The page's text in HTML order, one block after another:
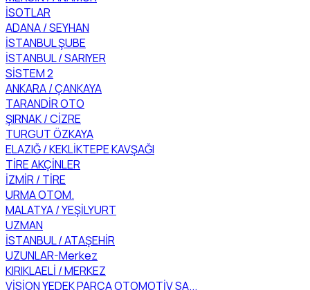
İSOTLAR
ADANA / SEYHAN
İSTANBUL ŞUBE
İSTANBUL / SARIYER
SİSTEM 2
ANKARA / ÇANKAYA
TARANDİR OTO
ŞIRNAK / CİZRE
TURGUT ÖZKAYA
ELAZIĞ / KEKLİKTEPE KAVŞAĞI
TİRE AKÇİNLER
İZMİR / TİRE
URMA OTOM.
MALATYA / YEŞİLYURT
UZMAN
İSTANBUL / ATAŞEHİR
UZUNLAR-Merkez
KIRIKLAELİ / MERKEZ
VİSİON YEDEK PARÇA OTOMOTİV SA...